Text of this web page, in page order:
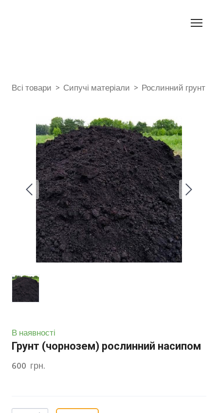
Всі товари Сипучі матеріали Рослинний грунт
В наявності
Грунт (чорнозем) рослинний насипом
600  грн.